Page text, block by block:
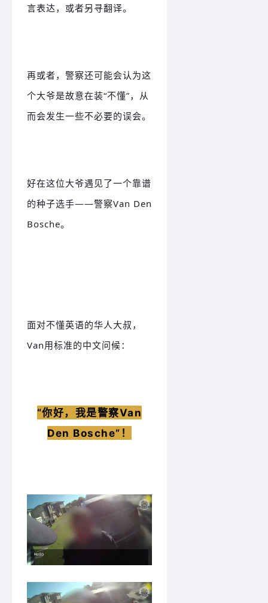
言表达，或者另寻翻译。
再或者，警察还可能会认为这
个大爷是故意在装“不懂”，从
而会发生一些不必要的误会。
好在这位大爷遇见了一个靠谱
的种子选手——警察Van Den
Bosche。
面对不懂英语的华人大叔，
Van用标准的中文问候：
“你好，我是警察Van
Den Bosche”！